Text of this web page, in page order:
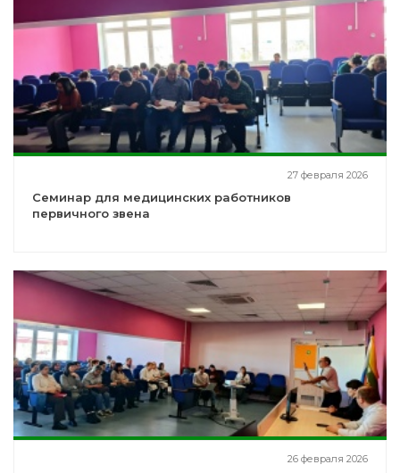
27 февраля 2026
Семинар для медицинских работников
первичного звена
26 февраля 2026